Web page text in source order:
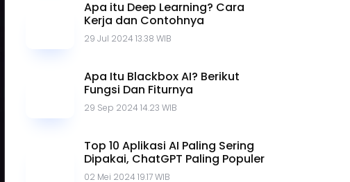
08 Agu 2024 12.44 WIB
LMArena.ai: Platform
20 Mar 2025 15.31 WIB
Internet of Things (IoT):
Contohnya
24 Jan 2024 10.41 WIB